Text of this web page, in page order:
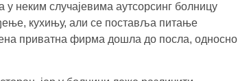
у неким случајевима аутсорсинг болницу
кухињу, али се поставља питање
приватна фирма дошла до посла, односно